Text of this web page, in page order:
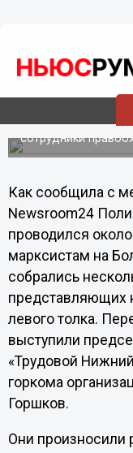
08.11.201204:38
В Нижнем
в честь
Порядок при
сотрудники
Как сообщила с
Newsroom24
проводился
марксистам на
собрались
представляющих
левого толка.
выступили
«Трудовой
горкома
Горшков.
Они произносили